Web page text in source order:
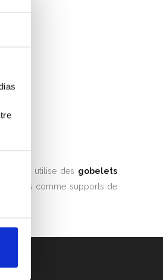
sang utilise des gobelets
utilisés comme supports de